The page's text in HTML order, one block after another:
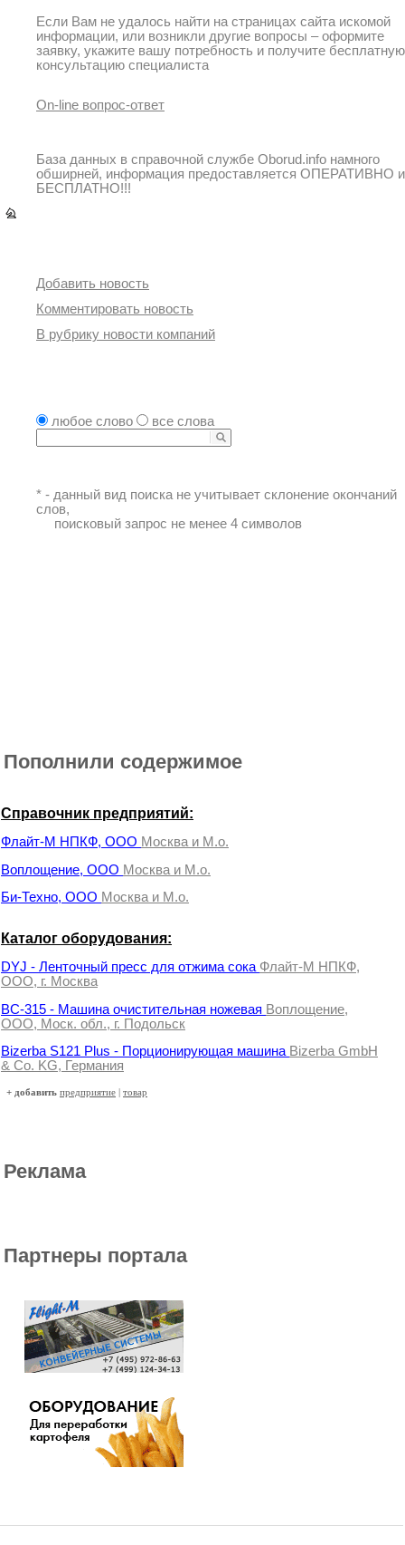
Если Вам не удалось найти на страницах сайта искомой
информации, или возникли другие вопросы – оформите
заявку, укажите вашу потребность и получите бесплатную
консультацию специалиста
On-line вопрос-ответ
База данных в справочной службе Oborud.info намного
обширней, информация предоставляется ОПЕРАТИВНО и
БЕСПЛАТНО!!!
Добавить новость
Комментировать новость
В рубрику новости компаний
любое слово
все слова
* - данный вид поиска не учитывает склонение окончаний
слов,
поисковый запрос не менее 4 символов
Пополнили содержимое
Справочник предприятий:
Флайт-М НПКФ, ООО Москва и М.о.
Воплощение, ООО Москва и М.о.
Би-Техно, ООО Москва и М.о.
Каталог оборудования:
DYJ - Ленточный пресс для отжима сока Флайт-М НПКФ,
ООО, г. Москва
ВС-315 - Машина очистительная ножевая Воплощение,
ООО, Моск. обл., г. Подольск
Bizerba S121 Plus - Порционирующая машина Bizerba GmbH
& Co. KG, Германия
+ добавить предприятие | товар
Реклама
Партнеры портала